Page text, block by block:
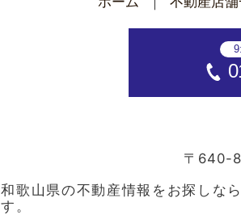
〒640-
和歌山県の不動産情報をお探しな
す。